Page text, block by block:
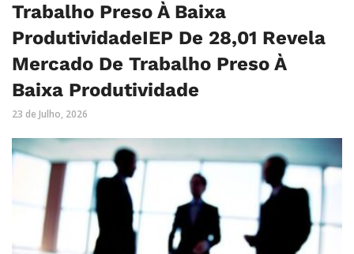
Trabalho Preso À Baixa
ProdutividadeIEP De 28,01 Revela
Mercado De Trabalho Preso À
Baixa Produtividade
23 de Julho, 2026